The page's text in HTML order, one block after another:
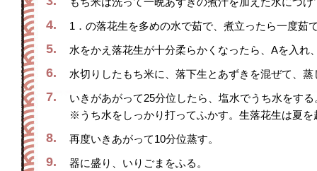
4. 1．の落花生を多めの水で茹で、煮立ったら一度茹
5. 水をかえ落花生が十分柔らかくなったら、Aを入れ
6. 水切りしたもち米に、落下生とあずきを混ぜて、
7.
いきがあがって25分位したら、塩水でうち水をする
※うち水をしっかり打ってふかす。生落花生は夏
8. 再度いきあがって10分位蒸す。
9. 器に盛り、いりごまをふる。